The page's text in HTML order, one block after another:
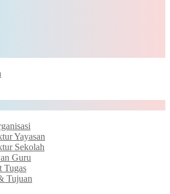
Yayasan
Sekolah
Guru
Tugas
Tujuan